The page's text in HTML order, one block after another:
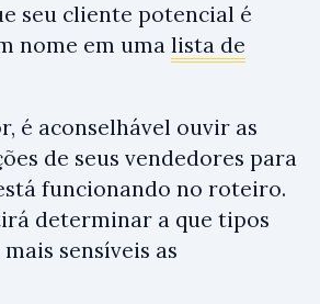
seu cliente potencial é
nome em uma lista de
é aconselhável ouvir as
de seus vendedores para
funcionando no roteiro.
determinar a que tipos
sensíveis as